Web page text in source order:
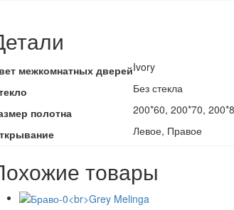
межкомнатных дверейIvory
Без стекла
полотна
200*60, 200*70,
Левое, Правое
товары